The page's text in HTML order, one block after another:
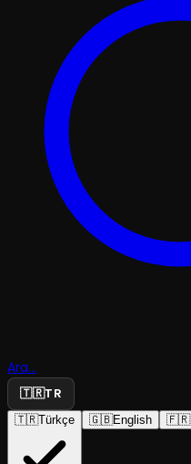
Ara...
🇹🇷TR
🇹🇷Türkçe 🇬🇧English 🇫🇷